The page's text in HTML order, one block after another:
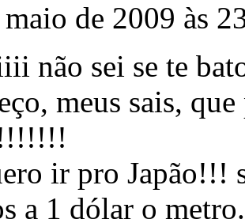
de 2009 às
não sei se te
meus sais,
ir pro Japão!!!
a 1 dólar o metro.